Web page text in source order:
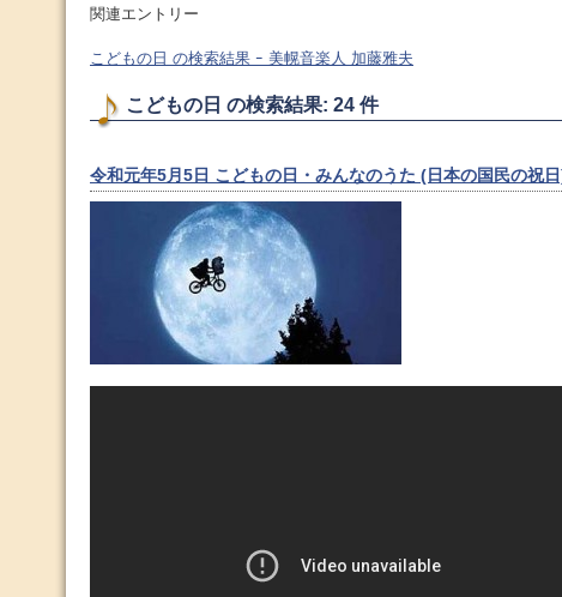
関連エントリー
こどもの日 の検索結果 ｰ 美幌音楽人 加藤雅夫
こどもの日 の検索結果: 24 件
令和元年5月5日 こどもの日・みんなのうた (日本の国民の祝